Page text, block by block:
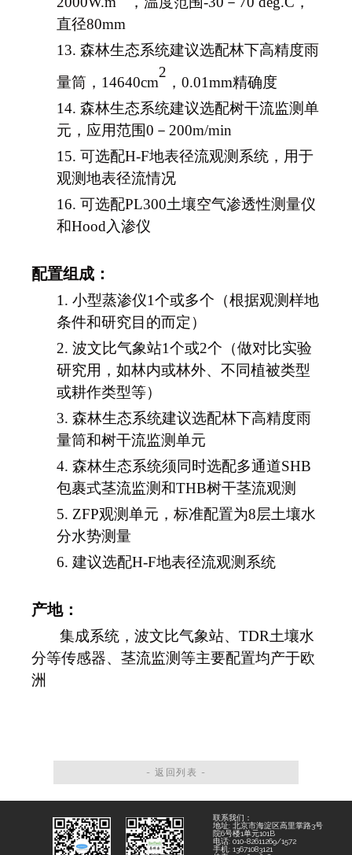
直径80mm
13. 森林生态系统建议选配林下高精度雨
量筒， 14640cm
2
， 0.01mm精确度
14. 森林生态系统建议选配树干流监测单
元，应用范围0－200m/min
15. 可选配H-F地表径流观测系统，用于
观测地表径流情况
16. 可选配PL300土壤空气渗透性测量仪
和Hood入渗仪
配置组成：
1. 小型蒸渗仪1个或多个（根据观测样地
条件和研究目的而定）
2. 波文比气象站1个或2个（做对比实验
研究用，如林内或林外、不同植被类型
或耕作类型等）
3. 森林生态系统建议选配林下高精度雨
量筒和树干流监测单元
4. 森林生态系统须同时选配多通道SHB
包裹式茎流监测和THB树干茎流观测
5. ZFP观测单元，标准配置为8层土壤水
分水势测量
6. 建议选配H-F地表径流观测系统
产地：
集成系统，波文比气象站、 TDR土壤水
分等传感器、茎流监测等主要配置均产于欧
洲
- 返回列表 -
联系我们：
地址: 北京市海淀区高里掌路3号
院6号楼1单元101B
电话: 010-82611269/1572
手机: 13671083121